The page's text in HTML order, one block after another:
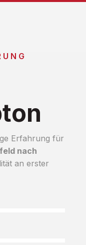
Erfahrung für
nach
an erster